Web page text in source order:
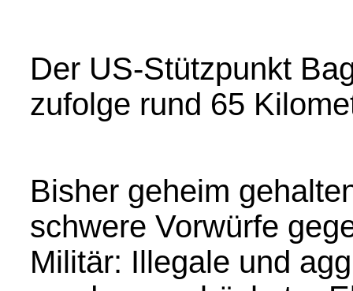
Der US-Stützpunkt
zufolge rund 65
Bisher geheim
schwere Vorwürfe
Militär: Illegale und